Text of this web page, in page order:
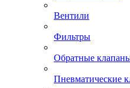
Вентили
Фильтры
Обратные
Пневматические